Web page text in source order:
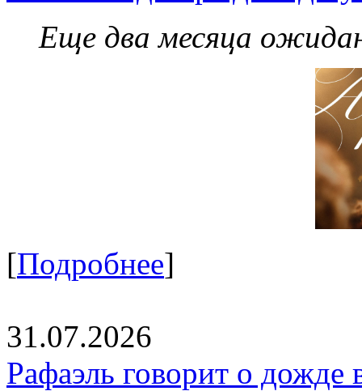
Еще два месяца
[Подробнее]
31.07.2026
Рафаэль говорит о дожде